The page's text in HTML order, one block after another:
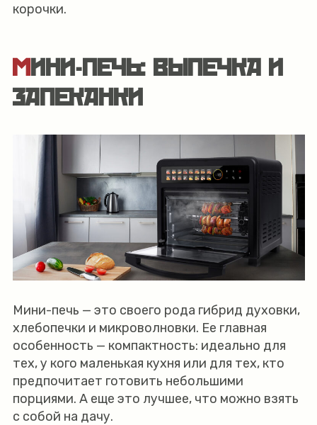
корочки.
МИНИ-ПЕЧЬ: ВЫПЕЧКА И
ЗАПЕКАНКИ
Мини-печь — это своего рода гибрид духовки,
хлебопечки и микроволновки. Ее главная
особенность — компактность: идеально для
тех, у кого маленькая кухня или для тех, кто
предпочитает готовить небольшими
порциями. А еще это лучшее, что можно взять
с собой на дачу.